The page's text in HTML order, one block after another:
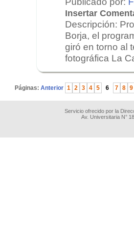
Insertar
Descripción:
Borja, el
giró en torno al
fotográfica La
Páginas: Anterior 1 2 3 4 5 6 7 8 9
Servicio ofrecido por la
Av. Universitaria N°